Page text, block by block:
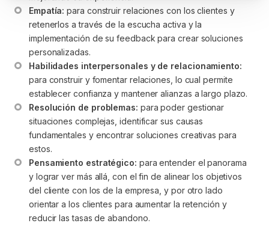
Empatía: para construir relaciones con los clientes y
retenerlos a través de la escucha activa y la
implementación de su feedback para crear soluciones
personalizadas.
Habilidades interpersonales y de relacionamiento:
para construir y fomentar relaciones, lo cual permite
establecer confianza y mantener alianzas a largo plazo.
Resolución de problemas: para poder gestionar
situaciones complejas, identificar sus causas
fundamentales y encontrar soluciones creativas para
estos.
Pensamiento estratégico: para entender el panorama
y lograr ver más allá, con el fin de alinear los objetivos
del cliente con los de la empresa, y por otro lado
orientar a los clientes para aumentar la retención y
reducir las tasas de abandono.